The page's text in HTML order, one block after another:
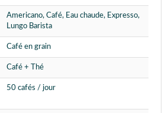
Americano, Café, Eau chaude, Expresso,
Lungo Barista
Café en grain
Café + Thé
50 cafés / jour